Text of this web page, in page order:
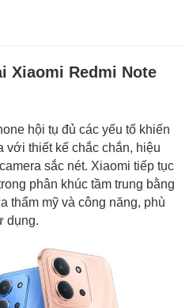
Xiaomi Redmi Note
hội tụ đủ các yếu tố khiến
với thiết kế chắc chắn, hiệu
sắc nét. Xiaomi tiếp tục
phân khúc tầm trung bằng
thẩm mỹ và công năng, phù
dụng.